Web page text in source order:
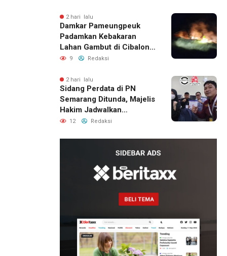
2 hari lalu
Damkar Pameungpeuk
Padamkan Kebakaran
Lahan Gambut di Cibalong,
Permukiman Warga
9 Redaksi
2 hari lalu
Sidang Perdata di PN
Semarang Ditunda, Majelis
Hakim Jadwalkan
Pemanggilan Ulang BPR
12 Redaksi
1 hari lalu
Pemilik
Royal
Phone